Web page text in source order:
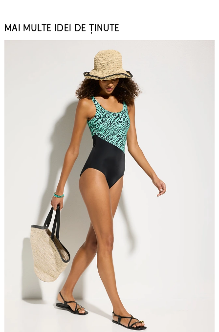
MAI MULTE IDEI DE ȚINUTE